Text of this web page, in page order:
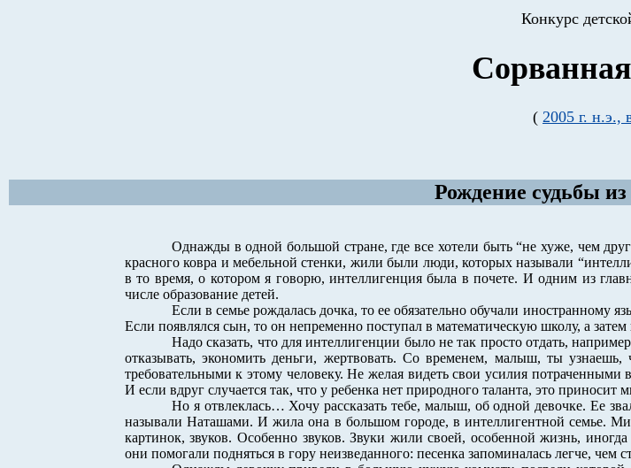
Конкурс
( 2005 г. н.э.,
Рождение судьбы
Однажды в одной большой стране, где все хотели быть “не хуже, чем
красного ковра и мебельной стенки, жили были люди, которых называли
в то время, о котором я говорю, интеллигенция была в почете. И одним из
числе образование детей.
Если в семье рождалась дочка, то ее обязательно обучали
Если появлялся сын, то он непременно поступал в математическую школу, а затем
Надо сказать, что для интеллигенции было не так просто отдать,
отказывать, экономить деньги, жертвовать. Со временем, малыш, ты
требовательными к этому человеку. Не желая видеть свои усилия потраченными
И если вдруг случается так, что у ребенка нет природного таланта, это приносит
Но я отвлеклась… Хочу рассказать тебе, малыш, об одной девочке. Ее
называли Наташами. И жила она в большом городе, в интеллигентной семье.
картинок, звуков. Особенно звуков. Звуки жили своей, особенной жизнь,
они помогали подняться в гору неизведанного: песенка запоминалась легче,